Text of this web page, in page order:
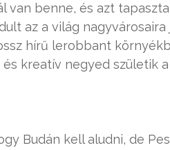
van benne, és azt
az a világ
hírű lerobbant
kreatív negyed születik
Budán kell aludni, de